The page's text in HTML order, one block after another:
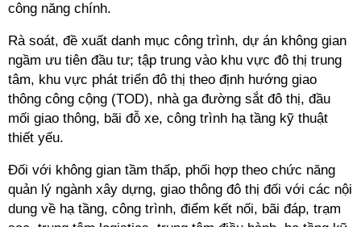
công năng chính.
Rà soát, đề xuất danh mục công trình, dự án không gian
ngầm ưu tiên đầu tư; tập trung vào khu vực đô thị trung
tâm, khu vực phát triển đô thị theo định hướng giao
thông công cộng (TOD), nhà ga đường sắt đô thị, đầu
mối giao thông, bãi đỗ xe, công trình hạ tầng kỹ thuật
thiết yếu.
Đối với không gian tầm thấp, phối hợp theo chức năng
quản lý ngành xây dựng, giao thông đô thị đối với các nội
dung về hạ tầng, công trình, điểm kết nối, bãi đáp, trạm